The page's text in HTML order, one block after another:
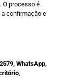
O processo é
a confirmação e
WhatsApp,